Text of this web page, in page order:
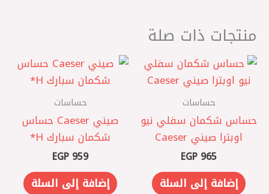
منتجات ذات صلة
حساسات
حساس شكمان سفلي نيو
اوبترا صيني Caeser
EGP 965
إضافة إلى السلة
حساسات
صيني Caeser حساس
شكمان سبارك ‏H*
EGP 959
إضافة إلى السلة